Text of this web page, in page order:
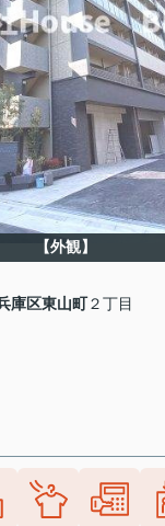
【外観】
庫区東山町２丁目